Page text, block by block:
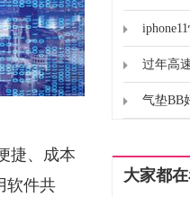
捷、成本
软件共
气垫BB
大家都